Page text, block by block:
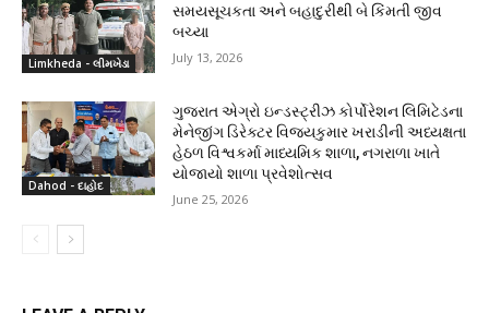
Limkheda - લીમખેડા
સમયસૂચકતા અને બહાદુરીથી બે કિંમતી જીવ
બચ્યા
July 13, 2026
Dahod - દાહોદ
ગુજરાત એગ્રો ઇન્ડસ્ટ્રીઝ કોર્પોરેશન લિમિટેડના
મેનેજીંગ ડિરેક્ટર વિજયકુમાર ખરાડીની અધ્યક્ષતા
હેઠળ વિશ્વકર્મા માધ્યમિક શાળા, નગરાળા ખાતે
યોજાયો શાળા પ્રવેશોત્સવ
June 25, 2026